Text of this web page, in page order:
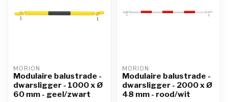
MORION
Modulaire balustrade -
dwarsligger - 1000 x Ø
60 mm - geel/zwart
MORION
Modulaire balustrade -
dwarsligger - 2000 x Ø
48 mm - rood/wit